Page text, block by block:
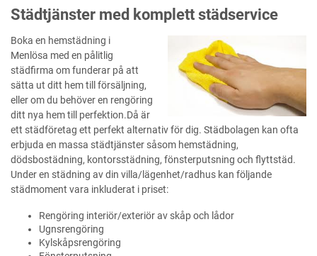
Städtjänster med komplett städservice
Boka en hemstädning i
Menlösa med en pålitlig
städfirma om funderar på att
sätta ut ditt hem till försäljning,
eller om du behöver en rengöring
ditt nya hem till perfektion.Då är
ett städföretag ett perfekt alternativ för dig. Städbolagen kan ofta
erbjuda en massa städtjänster såsom hemstädning,
dödsbostädning, kontorsstädning, fönsterputsning och flyttstäd.
Under en städning av din villa/lägenhet/radhus kan följande
städmoment vara inkluderat i priset:
Rengöring interiör/exteriör av skåp och lådor
Ugnsrengöring
Kylskåpsrengöring